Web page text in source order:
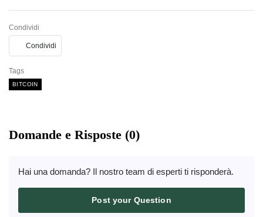
Condividi
Condividi
Tags
BITCOIN
Domande e Risposte (0)
Hai una domanda? Il nostro team di esperti ti risponderà.
Post your Question